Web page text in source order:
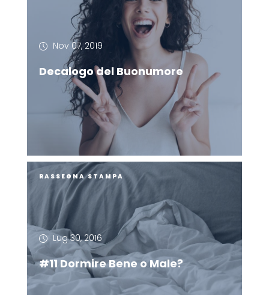
Nov 07, 2019
Decalogo del Buonumore
RASSEGNA STAMPA
Lug 30, 2016
#11 Dormire Bene o Male?